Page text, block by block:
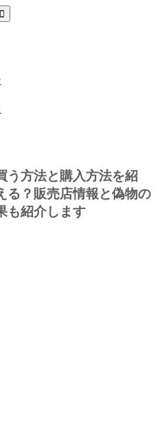
う方法と購入方法を紹
る？販売店情報と偽物の
も紹介します